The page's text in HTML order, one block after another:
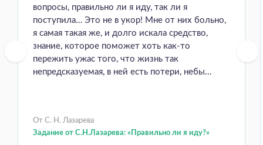
вопросы, правильно ли я иду, так ли я
поступила… Это не в укор! Мне от них больно,
я самая такая же, и долго искала средство,
знание, которое поможет хоть как-то
пережить ужас того, что жизнь так
непредсказуемая, в ней есть потери, небы...
От С. Н. Лазарева
Задание от С.Н.Лазарева: «Правильно ли я иду?»